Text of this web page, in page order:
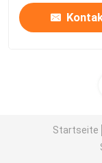
Startseite